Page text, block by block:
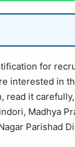
for
interested in
it
Madhya
Parishad